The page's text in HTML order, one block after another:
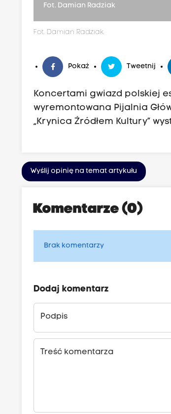
Fot. Damian Radziak
Fot. Damian Radziak
Pokaż Tweetnij
Koncertami gwiazd polskiej
wyremontowana Pijalnia
„Krynica Źródłem Kultury”
Wyślij opinię na temat artykułu
Komentarze (0)
Brak komentarzy
Dodaj komentarz
Podpis
Treść komentarza